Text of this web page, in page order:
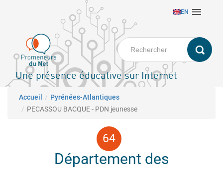
principal
EN 
Une présence éducative sur Internet
Fil d'Ariane
Accueil
Pyrénées-Atlantiques
PECASSOU BACQUE - PDN jeunesse
Département des